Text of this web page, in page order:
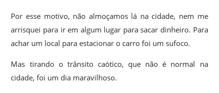
Por esse motivo, não almoçamos lá na cidade, nem me
arrisquei para ir em algum lugar para sacar dinheiro. Para
achar um local para estacionar o carro foi um sufoco.
Mas tirando o trânsito caótico, que não é normal na
cidade, foi um dia maravilhoso.